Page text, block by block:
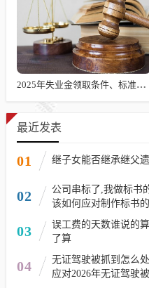
2025年失业金领取条件、标准及发放时长解析
最近发表
01 继子女能否继承继父
02
公司串标了,我做标书
该如何应对制作标书的
03
误工费的天数谁说的
了算
04
无证驾驶被抓到怎么
应对2026年无证驾驶